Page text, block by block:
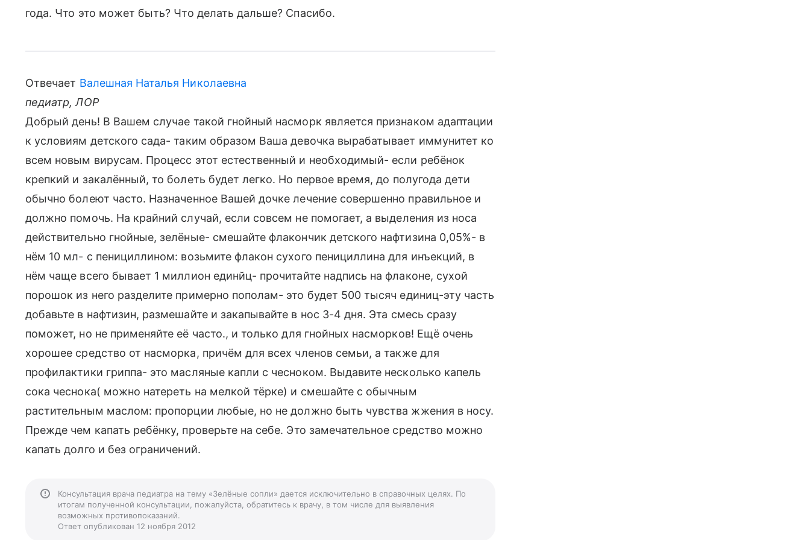
года. Что это может быть? Что делать дальше? Спасибо.
Отвечает Валешная Наталья Николаевна
педиатр, ЛОР
Добрый день! В Вашем случае такой гнойный насморк является признаком адаптации
к условиям детского сада- таким образом Ваша девочка вырабатывает иммунитет ко
всем новым вирусам. Процесс этот естественный и необходимый- если ребёнок
крепкий и закалённый, то болеть будет легко. Но первое время, до полугода дети
обычно болеют часто. Назначенное Вашей дочке лечение совершенно правильное и
должно помочь. На крайний случай, если совсем не помогает, а выделения из носа
действительно гнойные, зелёные- смешайте флакончик детского нафтизина 0,05%- в
нём 10 мл- с пенициллином: возьмите флакон сухого пенициллина для инъекций, в
нём чаще всего бывает 1 миллион единйц- прочитайте надпись на флаконе, сухой
порошок из него разделите примерно пополам- это будет 500 тысяч единиц-эту часть
добавьте в нафтизин, размешайте и закапывайте в нос 3-4 дня. Эта смесь сразу
поможет, но не применяйте её часто., и только для гнойных насморков! Ещё очень
хорошее средство от насморка, причём для всех членов семьи, а также для
профилактики гриппа- это масляные капли с чесноком. Выдавите несколько капель
сока чеснока( можно натереть на мелкой тёрке) и смешайте с обычным
растительным маслом: пропорции любые, но не должно быть чувства жжения в носу.
Прежде чем капать ребёнку, проверьте на себе. Это замечательное средство можно
капать долго и без ограничений.
Консультация врача педиатра на тему «Зелёные сопли» дается исключительно в справочных целях. По
итогам полученной консультации, пожалуйста, обратитесь к врачу, в том числе для выявления
возможных противопоказаний.
Ответ опубликован 12 ноября 2012